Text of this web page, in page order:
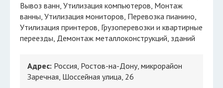
Вывоз ванн, Утилизация компьютеров, Монтаж
ванны, Утилизация мониторов, Перевозка пианино,
Утилизация принтеров, Грузоперевозки и квартирные
переезды, Демонтаж металлоконструкций, зданий
Адрес: Россия, Ростов-на-Дону, микрорайон
Заречная, Шоссейная улица, 26